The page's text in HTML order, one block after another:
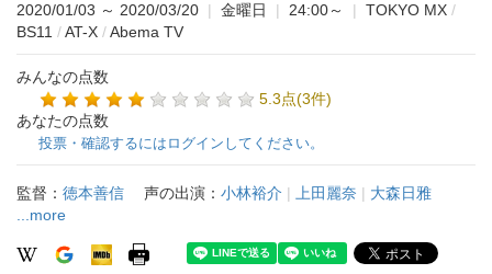
2020/01/03 ～ 2020/03/20 | 金曜日 | 24:00～ | TOKYO MX /
BS11 /AT-X /Abema TV
みんなの点数
5.3点(3件)
あなたの点数
投票・確認するにはログインしてください。
監督： 徳本善信 声の出演： 小林裕介 | 上田麗奈 | 大森日雅
...more